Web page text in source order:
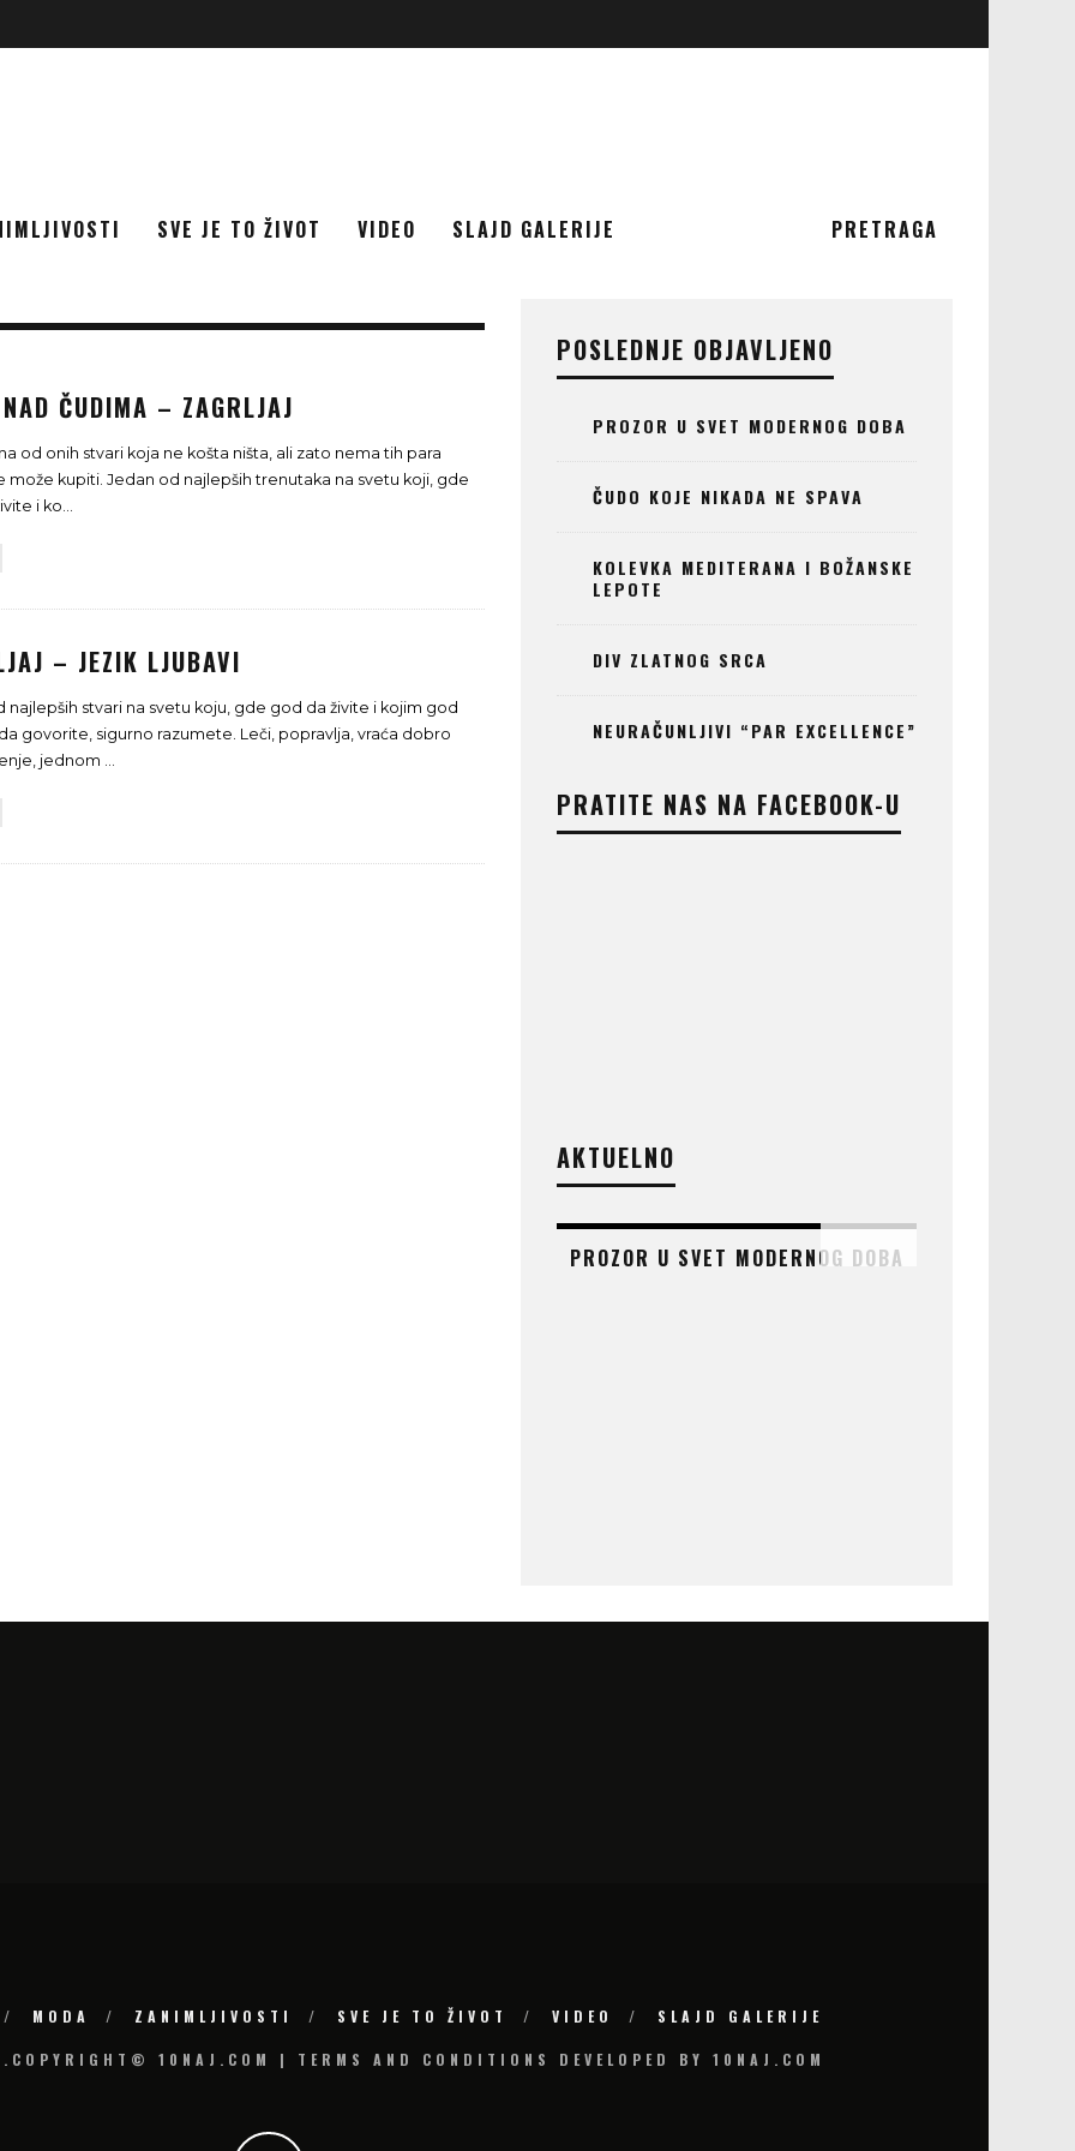
SVE JE TO ŽIVOT VIDEO SLAJD GALERIJE PRETRAGA
ČUDIMA – ZAGRLJAJ
od onih stvari koja ne košta ništa, ali zato nema tih para
može kupiti. Jedan od najlepših trenutaka na svetu koji, gde
i ko...
– JEZIK LJUBAVI
najlepših stvari na svetu koju, gde god da živite i kojim god
govorite, sigurno razumete. Leči, popravlja, vraća dobro
jednom ...
POSLEDNJE OBJAVLJENO
PROZOR U SVET MODERNOG DOBA
ČUDO KOJE NIKADA NE SPAVA
KOLEVKA MEDITERANA I BOŽANSKE
LEPOTE
DIV ZLATNOG SRCA
NEURAČUNLJIVI “PAR EXCELLENCE”
PRATITE NAS NA FACEBOOK-U
AKTUELNO
PROZOR U SVET MODERNOG DOBA
MODA ZANIMLJIVOSTI SVE JE TO ŽIVOT VIDEO SLAJD GALERIJE
10NAJ.COM | TERMS AND CONDITIONS DEVELOPED BY 10NAJ.COM